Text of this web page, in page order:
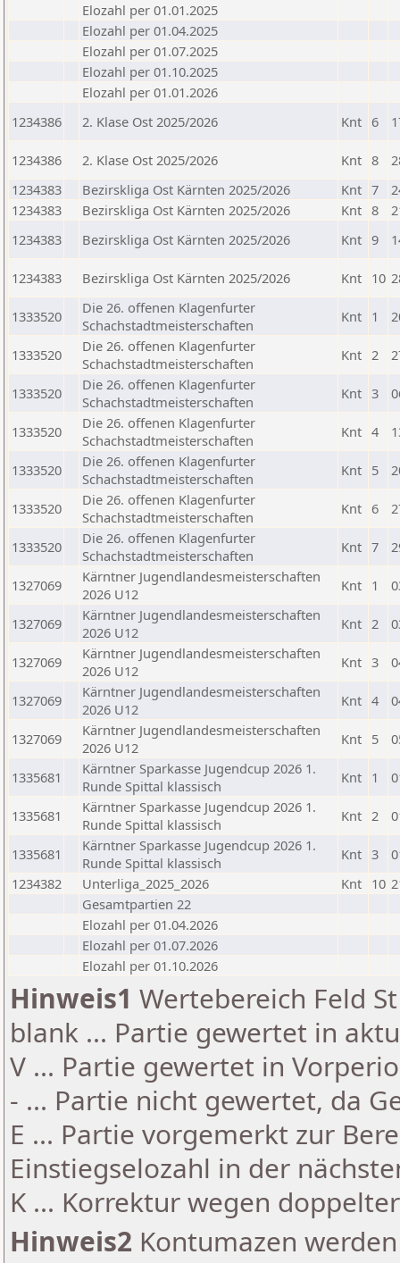
Elozahl per 01.01.2025
Elozahl per 01.04.2025
Elozahl per 01.07.2025
Elozahl per 01.10.2025
Elozahl per 01.01.2026
1234386
2. Klase Ost 2025/2026 Knt 6
1234386 2. Klase Ost 2025/2026 Knt 8
1234383
Bezirskliga Ost Kärnten 2025/2026 Knt 7
1234383
Bezirskliga Ost Kärnten 2025/2026 Knt 8
1234383
Bezirskliga Ost Kärnten 2025/2026 Knt 9
1234383 Bezirskliga Ost Kärnten 2025/2026 Knt 10
1333520
Die 26. offenen Klagenfurter
Schachstadtmeisterschaften
Knt 1
1333520
Die 26. offenen Klagenfurter
Schachstadtmeisterschaften
Knt 2
1333520
Die 26. offenen Klagenfurter
Schachstadtmeisterschaften
Knt 3
1333520
Die 26. offenen Klagenfurter
Schachstadtmeisterschaften
Knt 4
1333520
Die 26. offenen Klagenfurter
Schachstadtmeisterschaften
Knt 5
1333520
Die 26. offenen Klagenfurter
Schachstadtmeisterschaften
Knt 6
1333520
Die 26. offenen Klagenfurter
Schachstadtmeisterschaften
Knt 7
1327069
Kärntner Jugendlandesmeisterschaften
2026 U12
Knt 1
1327069
Kärntner Jugendlandesmeisterschaften
2026 U12
Knt 2
1327069
Kärntner Jugendlandesmeisterschaften
2026 U12
Knt 3
1327069
Kärntner Jugendlandesmeisterschaften
2026 U12
Knt 4
1327069
Kärntner Jugendlandesmeisterschaften
2026 U12
Knt 5
1335681
Kärntner Sparkasse Jugendcup 2026 1.
Runde Spittal klassisch
Knt 1
1335681
Kärntner Sparkasse Jugendcup 2026 1.
Runde Spittal klassisch
Knt 2
1335681
Kärntner Sparkasse Jugendcup 2026 1.
Runde Spittal klassisch
Knt 3
1234382
Unterliga_2025_2026 Knt 10
Gesamtpartien 22
Elozahl per 01.04.2026
Elozahl per 01.07.2026
Elozahl per 01.10.2026
Hinweis1 Wertebereich Feld
blank ... Partie gewertet in
V ... Partie gewertet in
- ... Partie nicht gewertet, da
E ... Partie vorgemerkt zur
Einstiegselozahl in der
K ... Korrektur wegen
Hinweis2 Kontumazen